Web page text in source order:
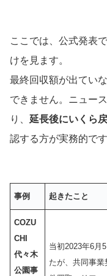
ここでは、公式発表
けを見ます。
最終回収額が出てい
できません。ニュー
り、 延長後にいくら
認する方が実務的です
事例 起きたこと
COZU
CHI
代々木
公園事
当初2023年6月
たが、共同事